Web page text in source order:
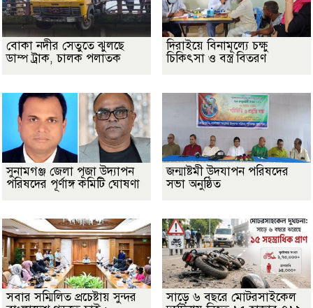
বোকা নদীর সেতুতে ঝুলছে
ডাম্প ট্রাক, চালক পলাতক
দিরাইয়ে বিনামূল্যে চক্ষু
চিকিৎসা ও বস্ত্র বিতরণ
সুনামগঞ্জ জেলা পূজা উদ্যাপন
পরিষদের পূর্ণাঙ্গ কমিটি ঘোষণা
জন্মাষ্টমী উদযাপন পরিষদের
সভা অনুষ্ঠিত
সবার সম্মিলিত প্রচেষ্টায় সুন্দর
সাড়ে ৬ বছরে মোটরসাইকেল